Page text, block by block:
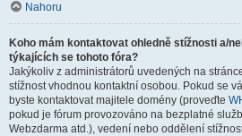
Nahoru
Koho mám kontaktovat ohledně stížnosti a/
týkajících se tohoto fóra?
Jakýkoliv z administrátorů uvedených na
stížnost vhodnou kontaktní osobou. Pokud se
byste kontaktovat majitele domény (proveďte
pokud je fórum provozováno na bezplatné
Webzdarma atd.), vedení nebo oddělení